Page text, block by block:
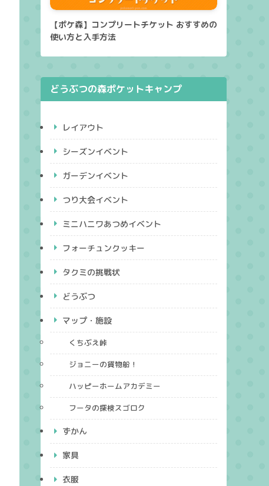
【ポケ森】コンプリートチケット おすすめの
使い方と入手方法
どうぶつの森ポケットキャンプ
レイアウト
シーズンイベント
ガーデンイベント
つり大会イベント
ミニハニワあつめイベント
フォーチュンクッキー
タクミの挑戦状
どうぶつ
マップ・施設
くちぶえ峠
ジョニーの貨物船！
ハッピーホームアカデミー
フータの探検スゴロク
ずかん
家具
衣服